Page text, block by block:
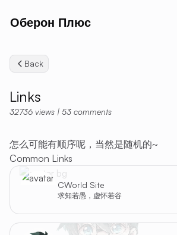
Оберон Плюс
Back
Links
32736 views | 53 comments
怎么可能有顺序呢，当然是随机的~
Common Links
CWorld Site
求知若愚，虚怀若谷